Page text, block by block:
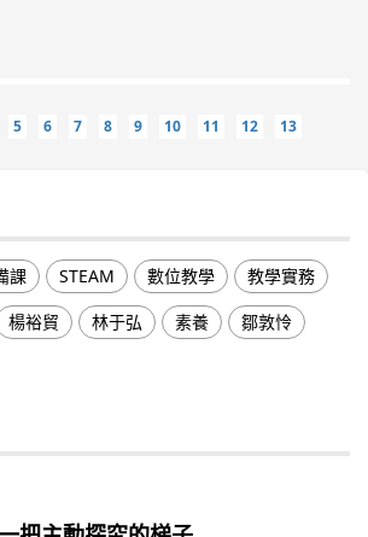
5 6 7 8 9 10 11 12 13
課 STEAM 數位教學
教學實務
楊裕貿 林于弘 素養
鄒敦怜